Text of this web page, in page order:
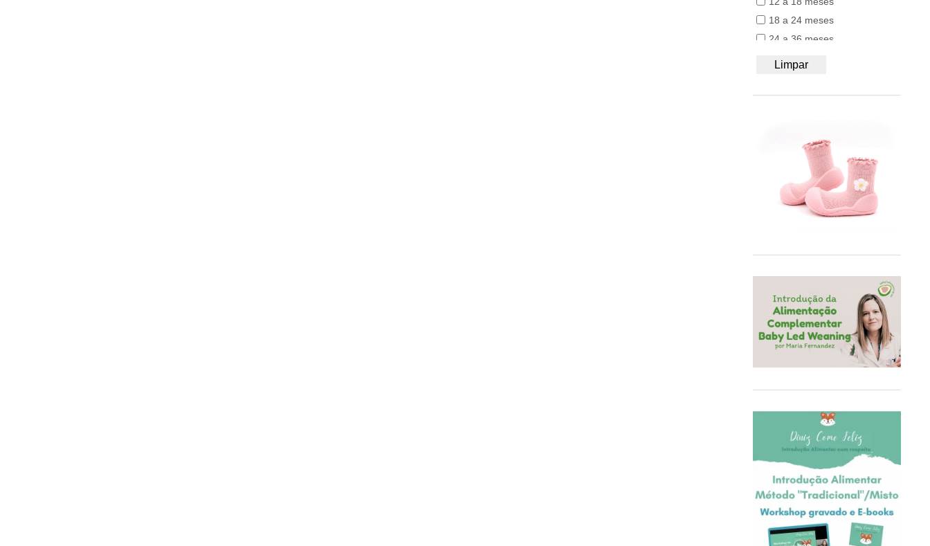
74/80
86/92
A4
Bobbi Ravioli
BS Toys
BundleBean
Carl Oscar®
Close Parent
Colorino
COQ6GRUE
Cra-Z-Art
Crealign
Cubbies
Delphin
DoddleBags
Doidy Cup®
EBULOBO
ECO Brotbox
eco rascals
Educa
Ego Editora
18 a 24 meses
24 a 36 meses
Brinquedos
Por Idade
Verão
Limpar